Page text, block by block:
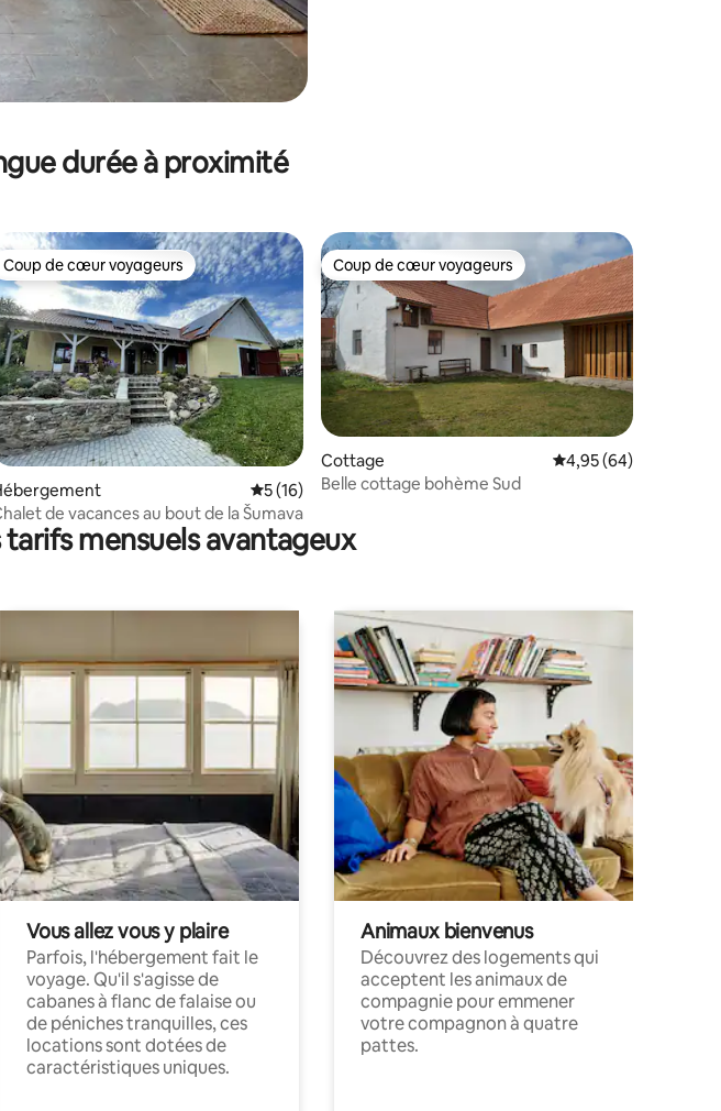
durée à proximité
sur 5
moyenne sur la base de 9 commentaires : 5 sur 5
Coup de cœur voyageurs
Coup de cœur voyageurs
Évaluation moyenne sur la base de 16 commentaires : 5 sur 5
5 (16)
de vacances au bout de la Šumava
Coup de cœur voyageurs
Coup de cœur voyageurs
Cottage Évaluation moyenne
4,95 (64)
Belle cottage bohème Sud
mensuels avantageux
Vous allez vous y plaire
Parfois, l'hébergement fait le
voyage. Qu'il s'agisse de
cabanes à flanc de falaise ou
de péniches tranquilles, ces
locations sont dotées de
caractéristiques uniques.
Animaux bienvenus
Découvrez des logements qui
acceptent les animaux de
compagnie pour emmener
votre compagnon à quatre
pattes.